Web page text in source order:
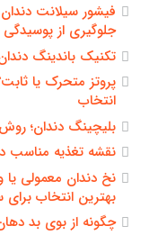
فیشور سیلانت
جلوگیری از پوسیدگی
تکنیک باندینگ
پروتز متحرک یا
انتخاب
بلیچینگ دندان؛
نقشه تغذیه مناسب
نخ دندان معمولی یا
بهترین انتخاب
چگونه از بوی بد